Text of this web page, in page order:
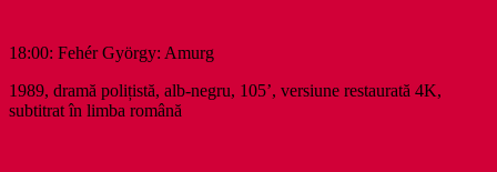
18:00: Fehér György: Amurg
1989, dramă polițistă, alb-negru, 105’, versiune restaurată 4K,
subtitrat în limba română